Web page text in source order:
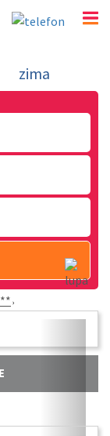
- Emilia
2063 3182
zima